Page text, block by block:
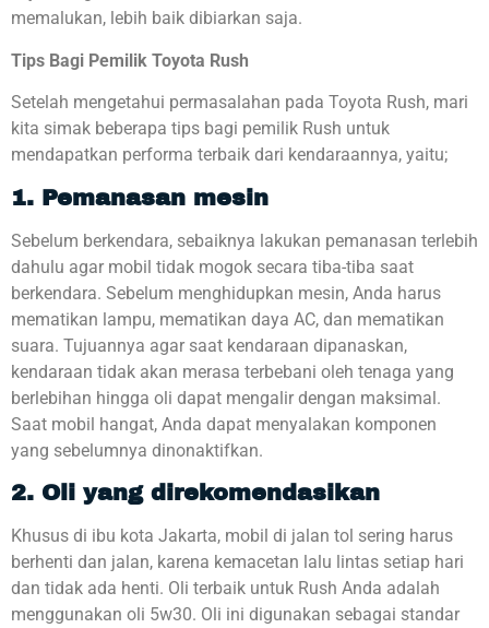
memalukan, lebih baik dibiarkan saja.
Tips Bagi Pemilik Toyota Rush
Setelah mengetahui permasalahan pada Toyota Rush, mari
kita simak beberapa tips bagi pemilik Rush untuk
mendapatkan performa terbaik dari kendaraannya, yaitu;
1. Pemanasan mesin
Sebelum berkendara, sebaiknya lakukan pemanasan terlebih
dahulu agar mobil tidak mogok secara tiba-tiba saat
berkendara. Sebelum menghidupkan mesin, Anda harus
mematikan lampu, mematikan daya AC, dan mematikan
suara. Tujuannya agar saat kendaraan dipanaskan,
kendaraan tidak akan merasa terbebani oleh tenaga yang
berlebihan hingga oli dapat mengalir dengan maksimal.
Saat mobil hangat, Anda dapat menyalakan komponen
yang sebelumnya dinonaktifkan.
2. Oli yang direkomendasikan
Khusus di ibu kota Jakarta, mobil di jalan tol sering harus
berhenti dan jalan, karena kemacetan lalu lintas setiap hari
dan tidak ada henti. Oli terbaik untuk Rush Anda adalah
menggunakan oli 5w30. Oli ini digunakan sebagai standar